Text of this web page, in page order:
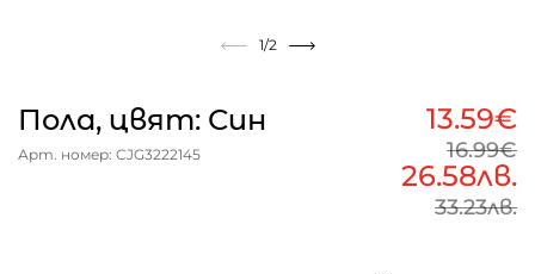
1/2
Пола, цвят: Син
Арт. номер: CJG3222145
13.59€
16.99€
26.58лв.
33.23лв.